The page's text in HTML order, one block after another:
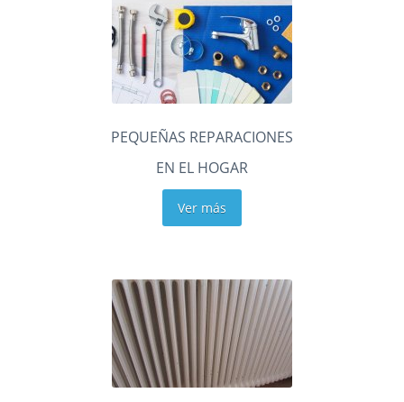
PEQUEÑAS REPARACIONES
EN EL HOGAR
Ver más